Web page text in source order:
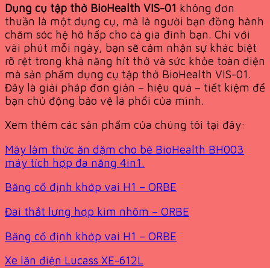
Dụng cụ tập thở BioHealth VIS-01 không đơn
thuần là một dụng cụ, mà là người bạn đồng hành
chăm sóc hệ hô hấp cho cả gia đình bạn. Chỉ với
vài phút mỗi ngày, bạn sẽ cảm nhận sự khác biệt
rõ rệt trong khả năng hít thở và sức khỏe toàn diện
mà sản phẩm dụng cụ tập thở BioHealth VIS-01.
Đây là giải pháp đơn giản – hiệu quả – tiết kiệm để
bạn chủ động bảo vệ lá phổi của mình.
Xem thêm các sản phẩm của chúng tôi tại đây:
Máy làm thức ăn dặm cho bé BioHealth BH003
máy tích hợp đa năng 4in1.
Băng cố định khớp vai H1 – ORBE
Đai thắt lưng hợp kim nhôm – ORBE
Băng cố định khớp vai H1 – ORBE
Xe lăn điện Lucass XE-612L